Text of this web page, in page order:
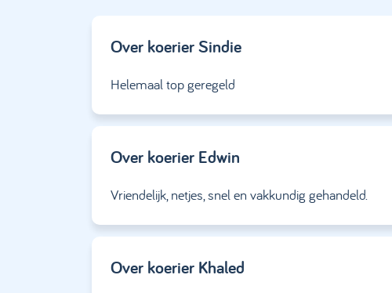
Over koerierSindie
Helemaal top geregeld
Over koerier Edwin
Vriendelijk, netjes, snel en vakkundig gehandeld.
Over koerier Khaled